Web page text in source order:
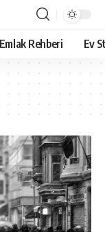
Emlak Rehberi Ev